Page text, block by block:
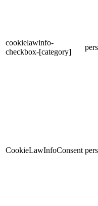
cookielawinfo-
checkbox-[category]
CookieLawInfoConsent